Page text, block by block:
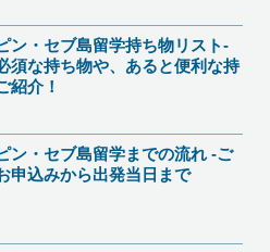
ン・セブ島留学持ち物リスト-
須な持ち物や、あると便利な持
紹介！
ン・セブ島留学までの流れ -ご
申込みから出発当日まで